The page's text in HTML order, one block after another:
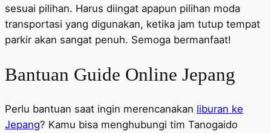
sesuai pilihan. Harus diingat apapun pilihan moda
transportasi yang digunakan, ketika jam tutup tempat
parkir akan sangat penuh. Semoga bermanfaat!
Bantuan Guide Online Jepang
Perlu bantuan saat ingin merencanakan liburan ke
Jepang? Kamu bisa menghubungi tim Tanogaido